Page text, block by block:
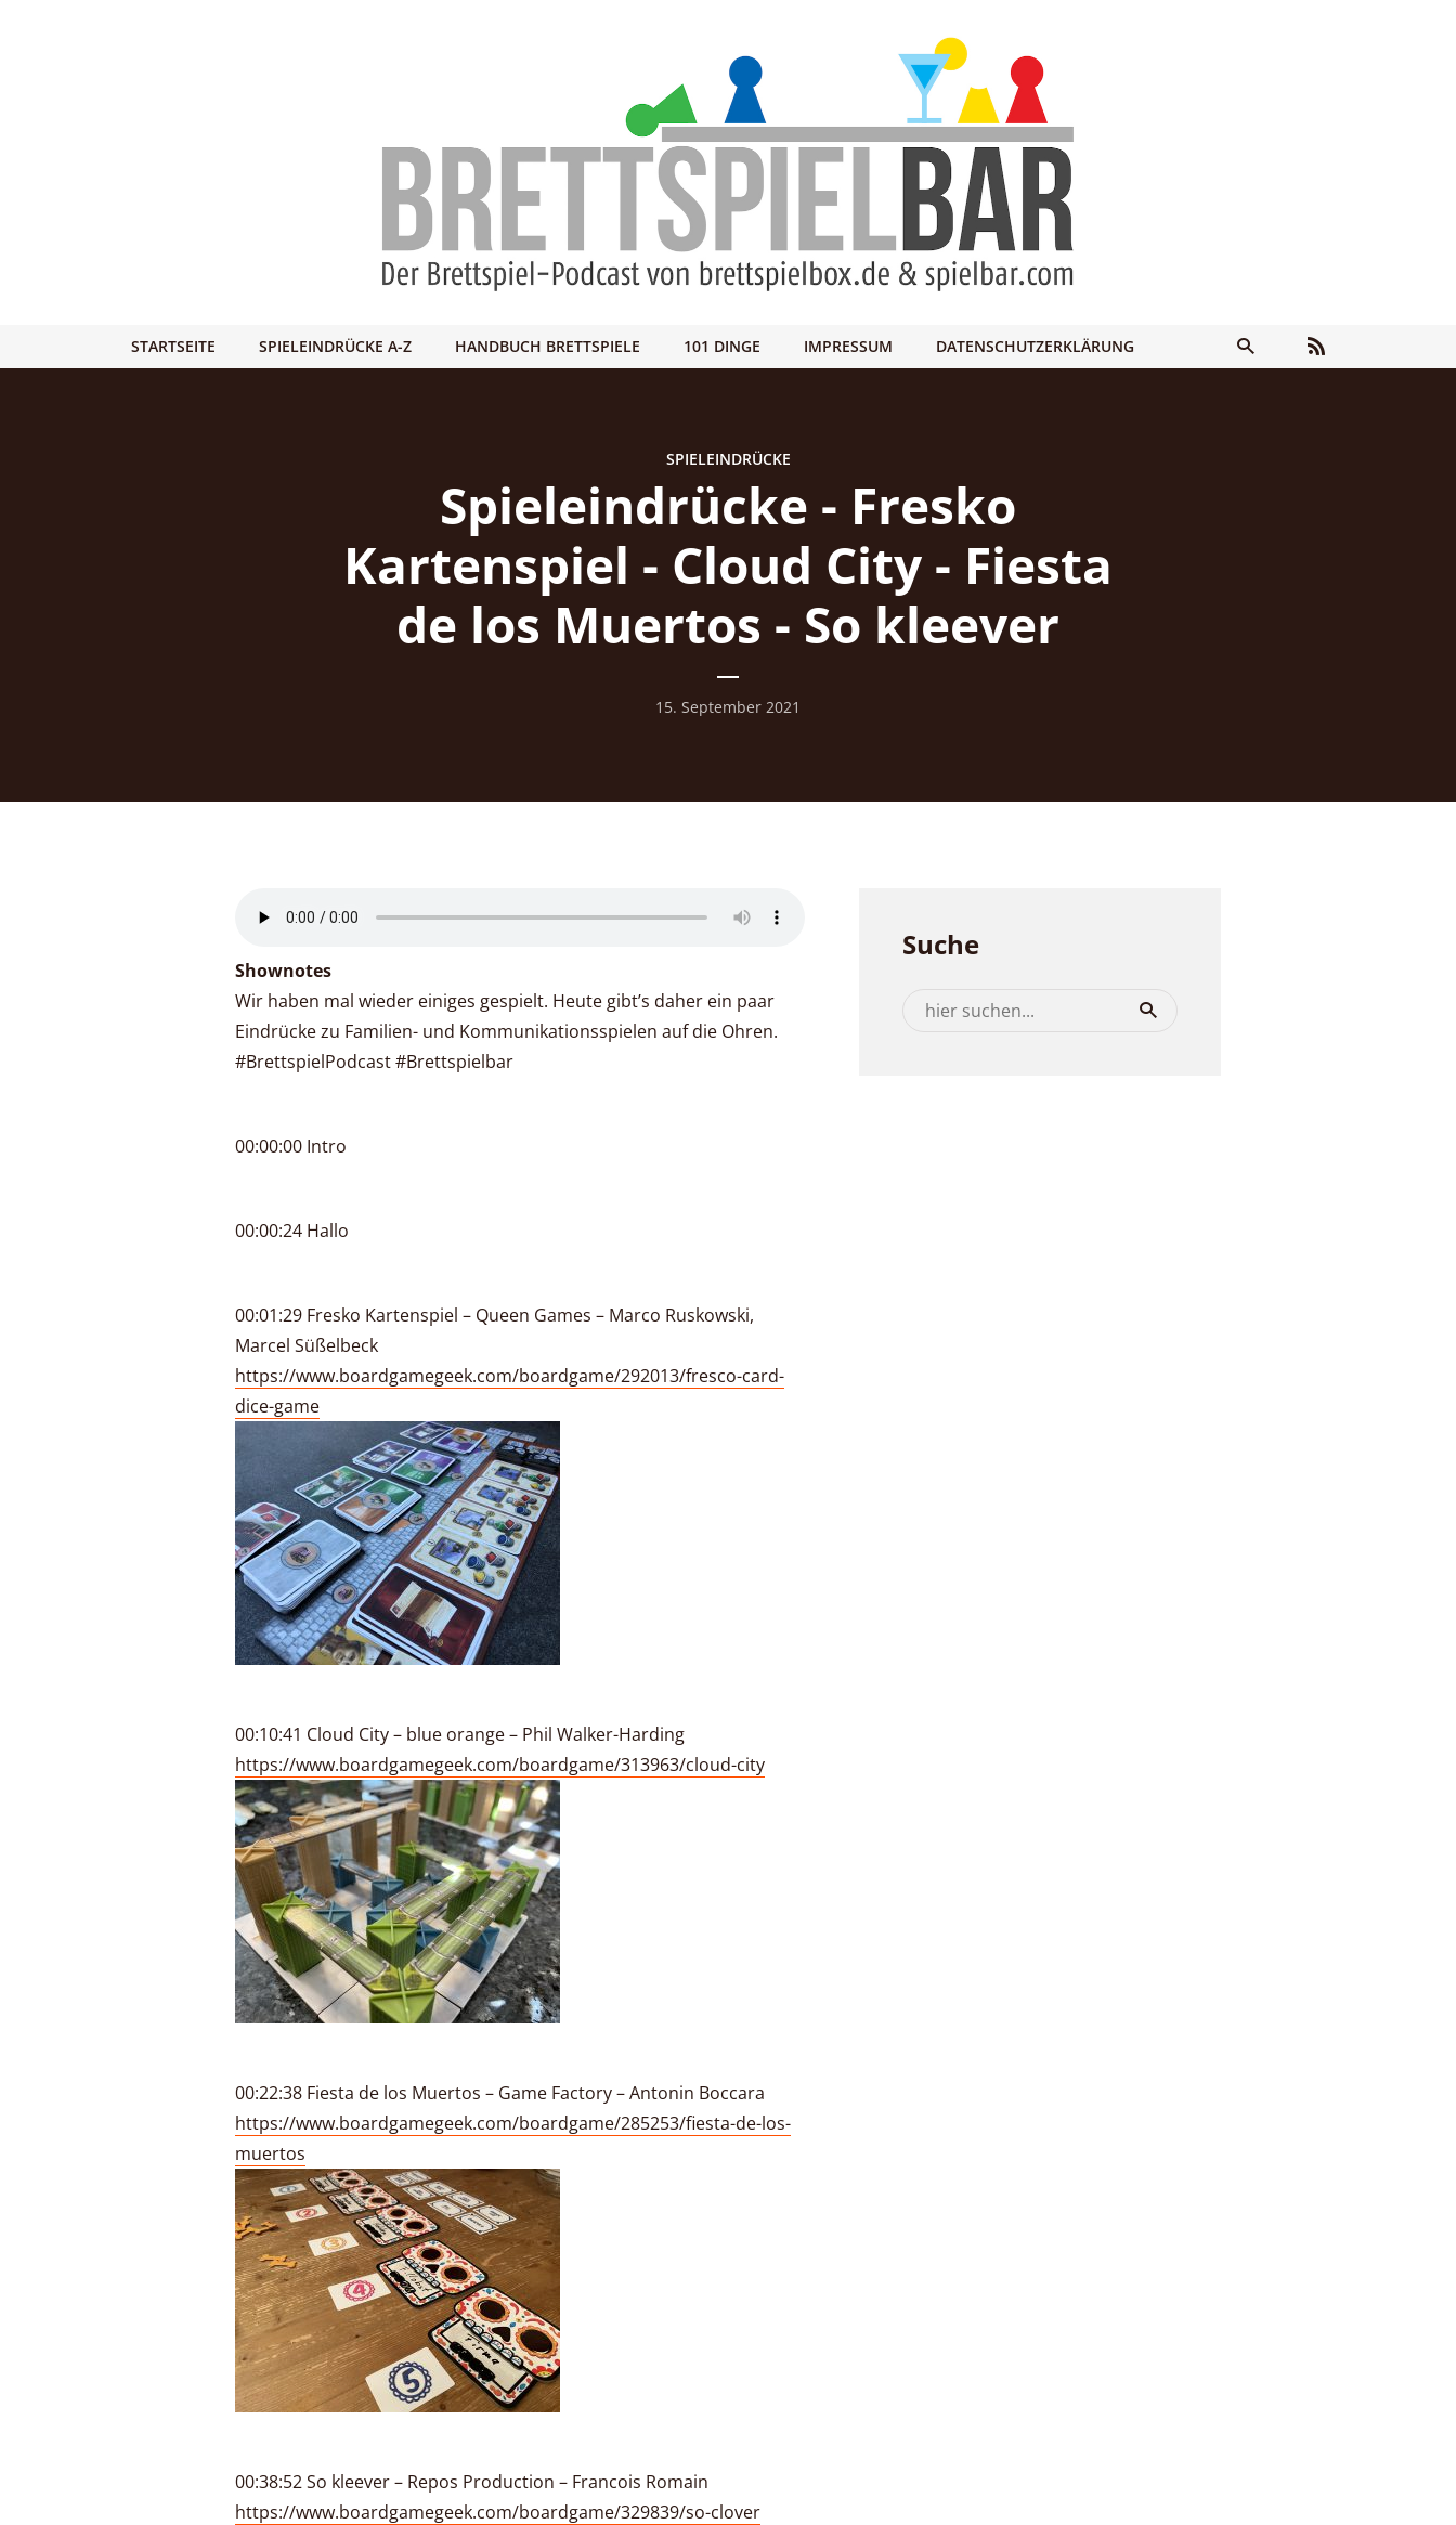
STARTSEITE SPIELEINDRÜCKE A-Z HANDBUCH BRETTSPIELE 101 DINGE IMPRESSUM DATENSCHUTZERKLÄRUNG
SPIELEINDRÜCKE
Spieleindrücke - Fresko
Kartenspiel - Cloud City - Fiesta
de los Muertos - So kleever
15. September 2021
Shownotes
Wir haben mal wieder einiges gespielt. Heute gibt’s daher ein paar
Eindrücke zu Familien- und Kommunikationsspielen auf die Ohren.
#BrettspielPodcast #Brettspielbar
00:00:00 Intro
00:00:24 Hallo
00:01:29 Fresko Kartenspiel – Queen Games – Marco Ruskowski,
Marcel Süßelbeck
https://www.boardgamegeek.com/boardgame/292013/fresco-card-
dice-game
00:10:41 Cloud City – blue orange – Phil Walker-Harding
https://www.boardgamegeek.com/boardgame/313963/cloud-city
00:22:38 Fiesta de los Muertos – Game Factory – Antonin Boccara
https://www.boardgamegeek.com/boardgame/285253/fiesta-de-los-
muertos
00:38:52 So kleever – Repos Production – Francois Romain
https://www.boardgamegeek.com/boardgame/329839/so-clover
Suche